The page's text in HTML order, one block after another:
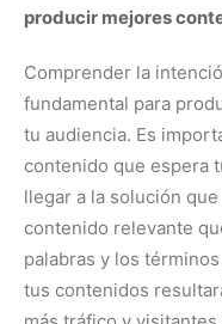
producir mejores
Comprender la
fundamental para
tu audiencia. Es
contenido que espera
llegar a la solución
contenido relevante
palabras y los
tus contenidos